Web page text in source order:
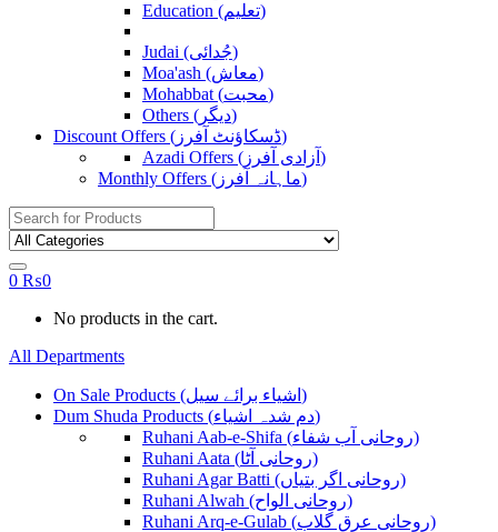
Education (تعلیم)
Judai (جُدائی)
Moa'ash (معاش)
Mohabbat (محبت)
Others (دیگر)
Discount Offers (ڈسکاؤنٹ آفرز)
Azadi Offers (آزادی آفرز)
Monthly Offers (ماہانہ آفرز)
Search
for:
0 ₨0
No products in the cart.
All Departments
On Sale Products (اشیاء برائے سیل)
Dum Shuda Products (دم شدہ اشیاء)
Ruhani Aab-e-Shifa (روحانی آب شفاء)
Ruhani Aata (روحانی آٹا)
Ruhani Agar Batti (روحانی اگر بتیاں)
Ruhani Alwah (روحانی الواح)
Ruhani Arq-e-Gulab (روحانی عرق گلاب)